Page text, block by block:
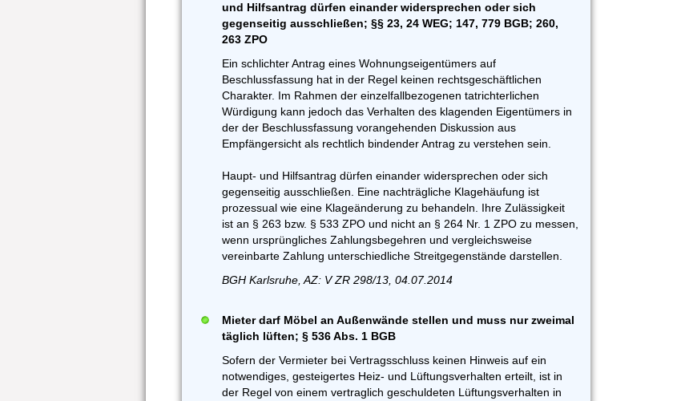
und Hilfsantrag dürfen einander widersprechen oder sich
gegenseitig ausschließen; §§ 23, 24 WEG; 147, 779 BGB; 260,
263 ZPO
Ein schlichter Antrag eines Wohnungseigentümers auf
Beschlussfassung hat in der Regel keinen rechtsgeschäftlichen
Charakter. Im Rahmen der einzelfallbezogenen tatrichterlichen
Würdigung kann jedoch das Verhalten des klagenden Eigentümers in
der der Beschlussfassung vorangehenden Diskussion aus
Empfängersicht als rechtlich bindender Antrag zu verstehen sein.
Haupt- und Hilfsantrag dürfen einander widersprechen oder sich
gegenseitig ausschließen. Eine nachträgliche Klagehäufung ist
prozessual wie eine Klageänderung zu behandeln. Ihre Zulässigkeit
ist an § 263 bzw. § 533 ZPO und nicht an § 264 Nr. 1 ZPO zu messen,
wenn ursprüngliches Zahlungsbegehren und vergleichsweise
vereinbarte Zahlung unterschiedliche Streitgegenstände darstellen.
BGH Karlsruhe, AZ: V ZR 298/13, 04.07.2014
Mieter darf Möbel an Außenwände stellen und muss nur zweimal
täglich lüften; § 536 Abs. 1 BGB
Sofern der Vermieter bei Vertragsschluss keinen Hinweis auf ein
notwendiges, gesteigertes Heiz- und Lüftungsverhalten erteilt, ist in
der Regel von einem vertraglich geschuldeten Lüftungsverhalten in